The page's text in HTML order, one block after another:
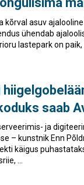
asuv
ühendab
lastepark on paik,
saab
ja
– kunstnik Enn
käigus
...